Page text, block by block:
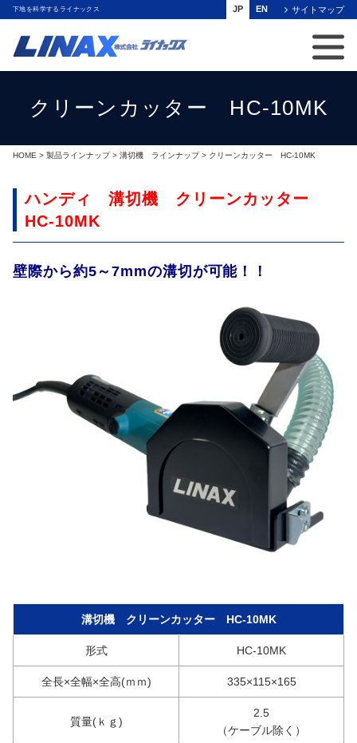
下地を科学するライナックス サイトマップ
JP EN
クリーンカッター HC-10MK
HOME > 製品ラインナップ> 溝切機 ラインナップ> クリーンカッター HC-10MK
ハンディ 溝切機 クリーンカッター
HC-10MK
壁際から約5～7mmの溝切が可能！！
溝切機 クリーンカッター HC-10MK
形式 HC-10MK
全長×全幅×全高(ｍｍ) 335×115×165
質量(ｋｇ)
2.5
（ケーブル除く）